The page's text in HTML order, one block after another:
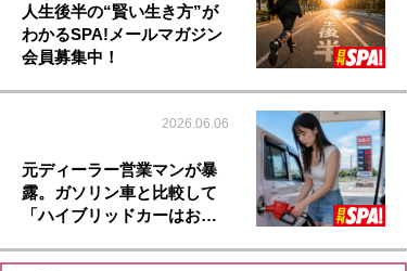
人生後半の“賢い生き方”が
わかるSPA!メールマガジン
会員募集中！
2026.06.06
元ディーラー営業マンが暴
露。ガソリン車と比較して
「ハイブリッドカーはお…